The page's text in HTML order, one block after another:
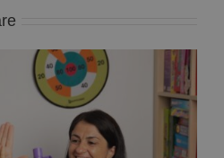
Mara Calista anunță un proiect